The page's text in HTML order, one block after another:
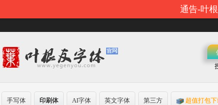
通告-叶
手写体 印刷体 AI字体 英文字体 第三方 超值打包